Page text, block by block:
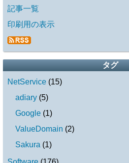
記事一覧
印刷用の表示
タグ
NetService (15)
adiary (5)
Google (1)
ValueDomain (2)
Sakura (1)